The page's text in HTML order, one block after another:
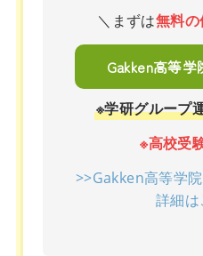
＼まずは無料
Gakken高等
※学研グループ
※高校受
>>Gakken高等学
詳細は